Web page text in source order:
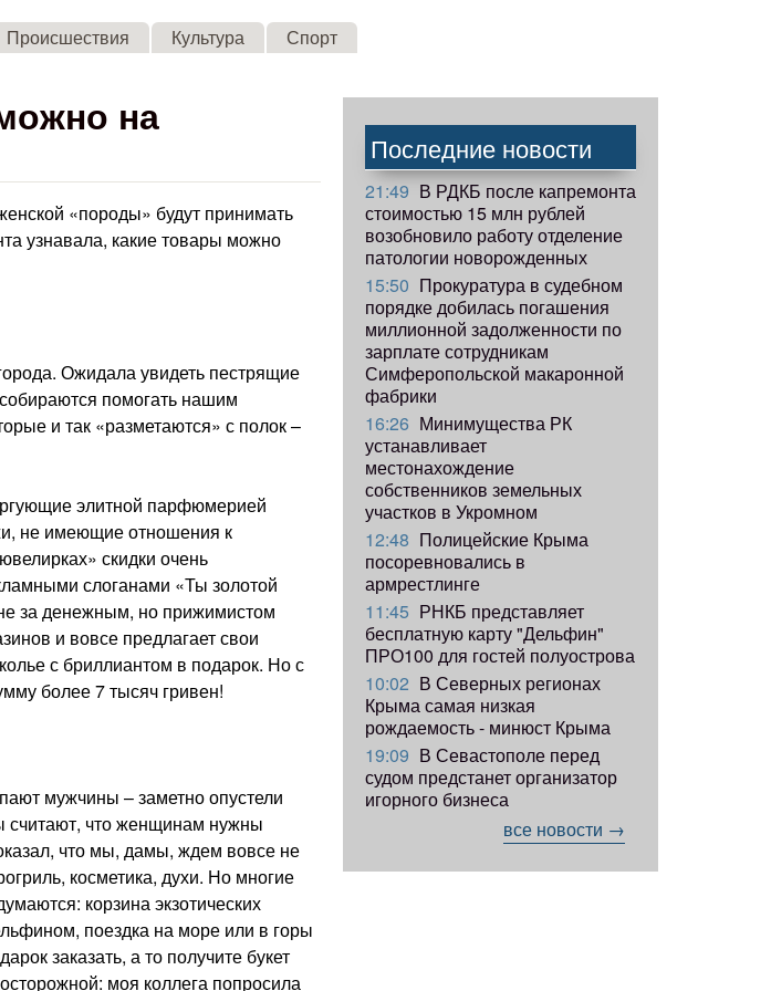
content
Происшествия Культура Спорт
на
«породы» будут принимать
узнавала, какие товары можно
Ожидала увидеть пестрящие
помогать нашим
и так «разметаются» с полок –
элитной парфюмерией
не имеющие отношения к
скидки очень
слоганами «Ты золотой
за денежным, но прижимистом
и вовсе предлагает свои
с бриллиантом в подарок. Но с
более 7 тысяч гривен!
мужчины – заметно опустели
считают, что женщинам нужны
что мы, дамы, ждем вовсе не
косметика, духи. Но многие
корзина экзотических
поездка на море или в горы
заказать, а то получите букет
моя коллега попросила
Последние новости
21:49 В РДКБ после капремонта
стоимостью 15 млн рублей
возобновило работу отделение
патологии новорожденных
15:50 Прокуратура в судебном
порядке добилась погашения
миллионной задолженности по
зарплате сотрудникам
Симферопольской макаронной
фабрики
16:26 Минимущества РК
устанавливает
местонахождение
собственников земельных
участков в Укромном
12:48 Полицейские Крыма
посоревновались в
армрестлинге
11:45 РНКБ представляет
бесплатную карту "Дельфин"
ПРО100 для гостей полуострова
10:02 В Северных регионах
Крыма самая низкая
рождаемость - минюст Крыма
19:09 В Севастополе перед
судом предстанет организатор
игорного бизнеса
все новости →